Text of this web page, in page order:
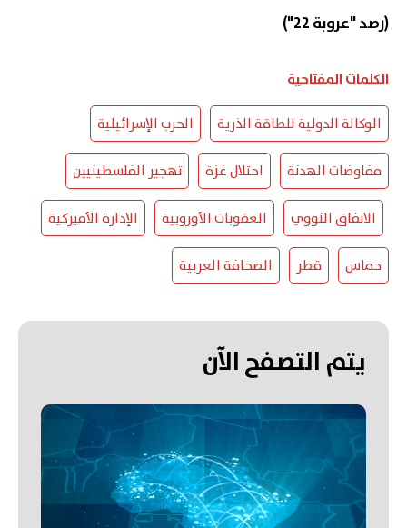
(رصد "عروبة 22")
الكلمات المفتاحية
الوكالة الدولية للطاقة الذرية الحرب الإسرائيلية
مفاوضات الهدنة احتلال غزة تهجير الفلسطينيين
الاتفاق النووي العقوبات الأوروبية الإدارة الأميركية
حماس قطر الصحافة العربية
يتم التصفح الآن